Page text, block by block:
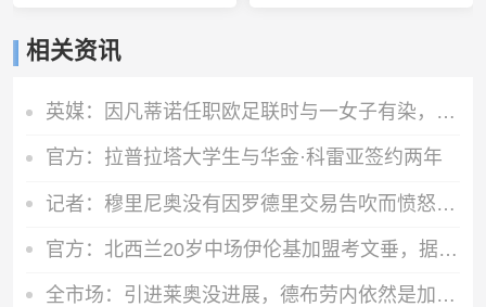
相关资讯
英媒：因凡蒂诺任职欧足联时与一女子有染，欧足联付6位数封口费
官方：拉普拉塔大学生与华金·科雷亚签约两年
记者：穆里尼奥没有因罗德里交易告吹而愤怒，他完全信任现有球员
官方：北西兰20岁中场伊伦基加盟考文垂，据悉转会费3000万欧
全市场：引进莱奥没进展，德布劳内依然是加拉塔萨雷的引援目标